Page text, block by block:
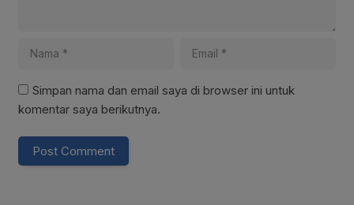
Simpan nama dan email saya di browser ini untuk
komentar saya berikutnya.